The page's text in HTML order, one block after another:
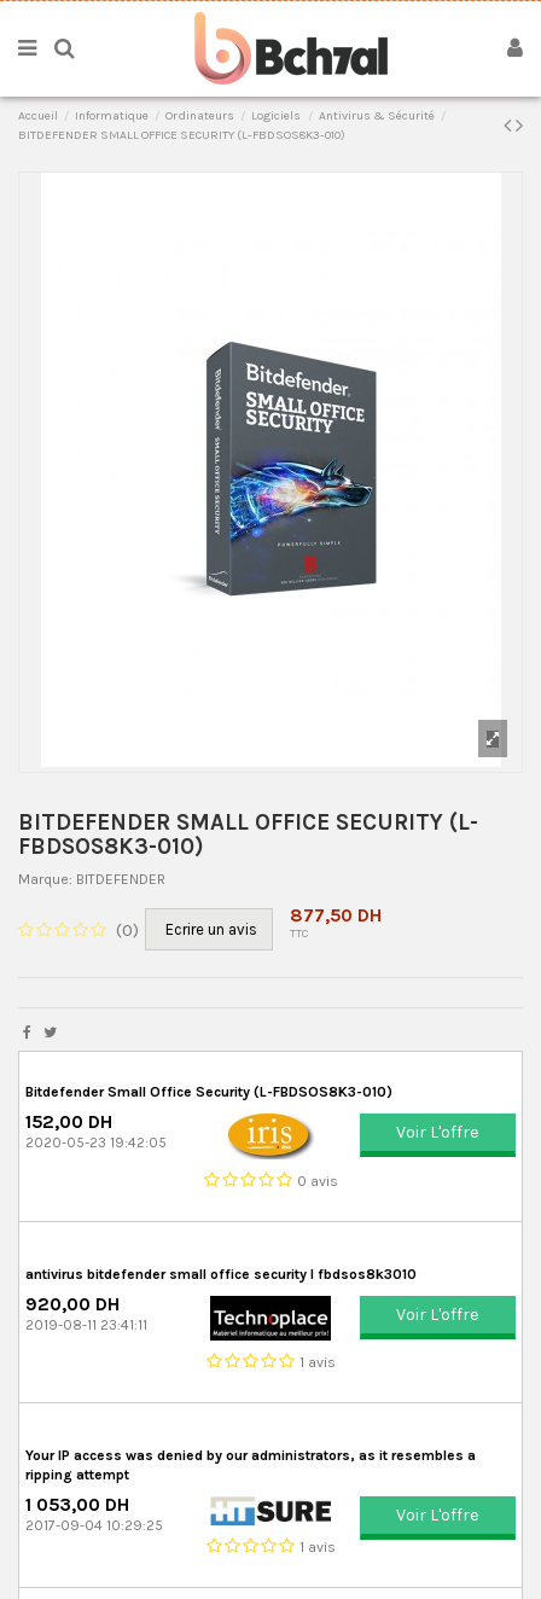
Accueil Informatique Ordinateurs Logiciels
Antivirus & Sécurité
BITDEFENDER SMALL OFFICE SECURITY (L-FBDSOS8K3-010)
BITDEFENDER SMALL OFFICE SECURITY (L-
FBDSOS8K3-010)
Marque: BITDEFENDER
(0) Ecrire un avis
877,50 DH
TTC
Bitdefender Small Office Security (L-FBDSOS8K3-010)
152,00 DH
2020-05-23 19:42:05
0 avis
Voir L'offre
antivirus bitdefender small office security l fbdsos8k3010
920,00 DH
2019-08-11 23:41:11
1 avis
Voir L'offre
Your IP access was denied by our administrators, as it resembles a
ripping attempt
1 053,00 DH
2017-09-04 10:29:25
1 avis
Voir L'offre